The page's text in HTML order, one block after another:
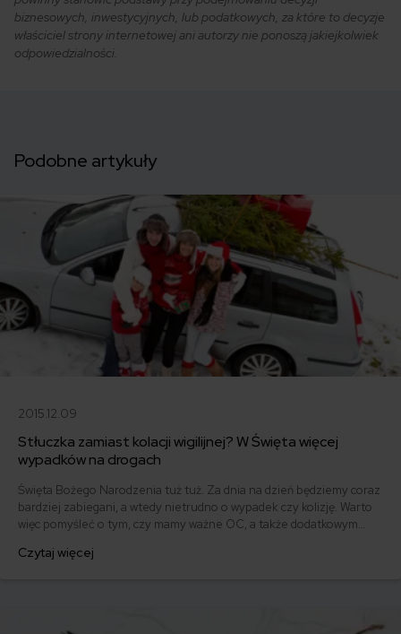
biznesowych, inwestycyjnych, lub podatkowych, za które to decyzje
właściciel strony internetowej ani autorzy nie ponoszą jakiejkolwiek
odpowiedzialności.
Podobne artykuły
2015.12.09
Stłuczka zamiast kolacji wigilijnej? W Święta więcej
wypadków na drogach
Święta Bożego Narodzenia tuż tuż. Za dnia na dzień będziemy coraz
bardziej zabiegani, a wtedy nietrudno o wypadek czy kolizję. Warto
więc pomyśleć o tym, czy mamy ważne OC, a także dodatkowym
Czytaj więcej